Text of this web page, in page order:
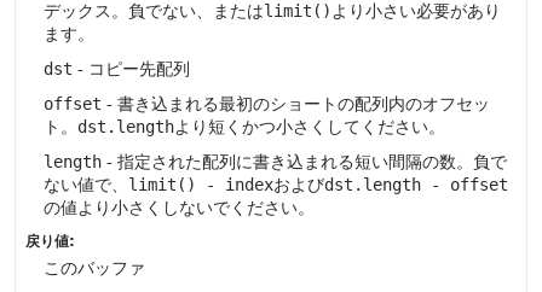
デックス。負でない、またはlimit() より小さい必要があり
ます。
dst - コピー先配列
offset - 書き込まれる最初のショートの配列内のオフセッ
ト。 dst.lengthより短くかつ小さくしてください。
length - 指定された配列に書き込まれる短い間隔の数。負で
ない値で、 limit() - indexおよびdst.length - offset
の値より小さくしないでください。
戻り値:
このバッファ